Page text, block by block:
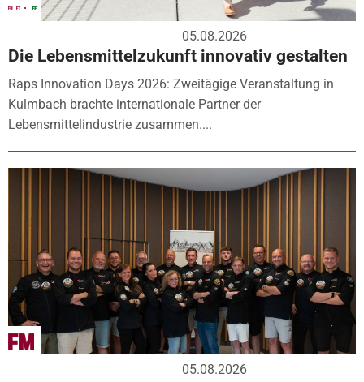
05.08.2026
Die Lebensmittelzukunft innovativ gestalten
Raps Innovation Days 2026: Zweitägige Veranstaltung in
Kulmbach brachte internationale Partner der
Lebensmittelindustrie zusammen....
05.08.2026